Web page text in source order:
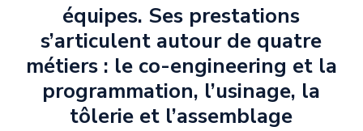
équipes. Ses prestations
s’articulent autour de quatre
métiers : le co-engineering et la
programmation, l’usinage, la
tôlerie et l’assemblage